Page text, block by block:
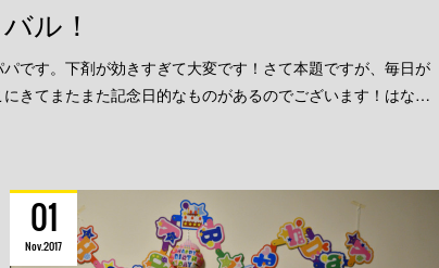
ル！
です。下剤が効きすぎて大変です！さて本題ですが、毎日が
きてまたまた記念日的なものがあるのでございます！はな…
01
Nov2017